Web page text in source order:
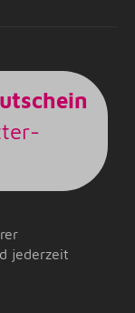
jederzeit